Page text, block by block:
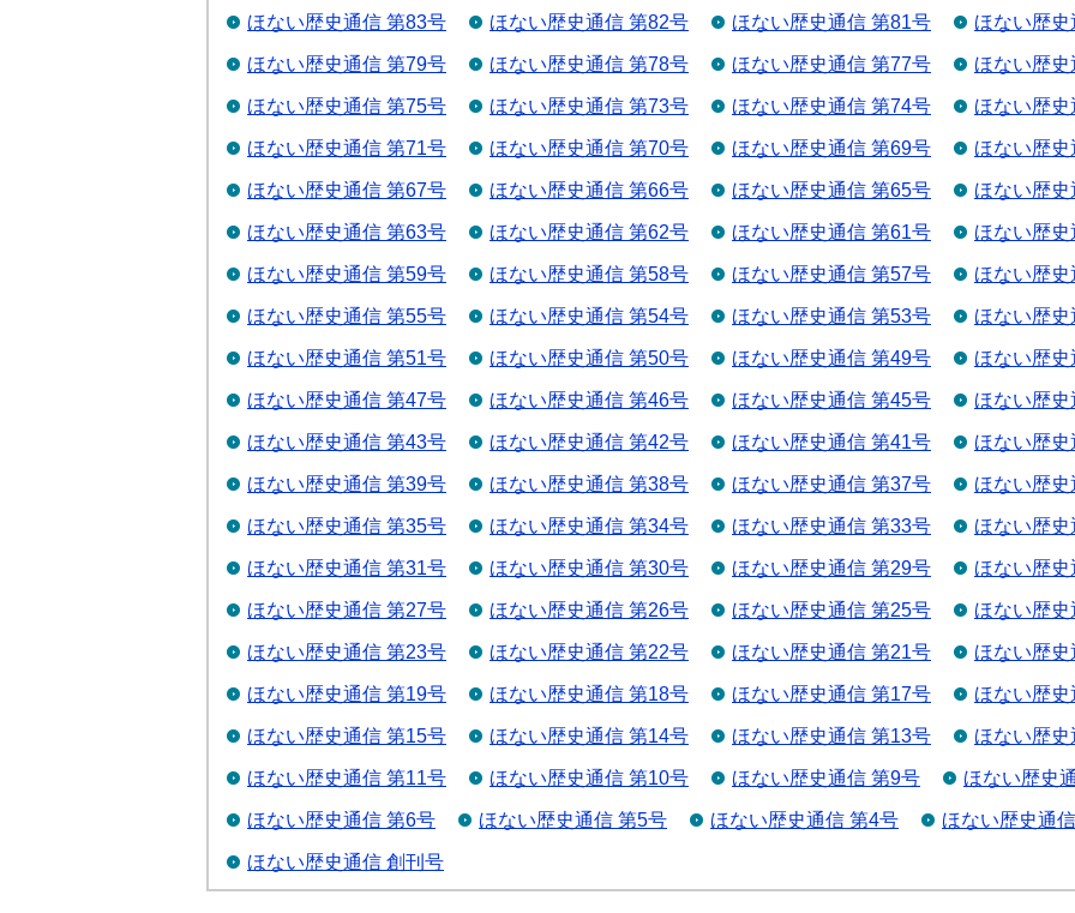
ほない歴史通信 第83号 ほない歴史通信 第82号 ほない歴史通信 第81号 ほない歴
ほない歴史通信 第79号 ほない歴史通信 第78号 ほない歴史通信 第77号 ほない歴
ほない歴史通信 第75号 ほない歴史通信 第73号 ほない歴史通信 第74号 ほない歴
ほない歴史通信 第71号 ほない歴史通信 第70号 ほない歴史通信 第69号 ほない歴
ほない歴史通信 第67号 ほない歴史通信 第66号 ほない歴史通信 第65号 ほない歴
ほない歴史通信 第63号 ほない歴史通信 第62号 ほない歴史通信 第61号 ほない歴
ほない歴史通信 第59号 ほない歴史通信 第58号 ほない歴史通信 第57号 ほない歴
ほない歴史通信 第55号 ほない歴史通信 第54号 ほない歴史通信 第53号 ほない歴
ほない歴史通信 第51号 ほない歴史通信 第50号 ほない歴史通信 第49号 ほない歴
ほない歴史通信 第47号 ほない歴史通信 第46号 ほない歴史通信 第45号 ほない歴
ほない歴史通信 第43号 ほない歴史通信 第42号 ほない歴史通信 第41号 ほない歴
ほない歴史通信 第39号 ほない歴史通信 第38号 ほない歴史通信 第37号 ほない歴
ほない歴史通信 第35号 ほない歴史通信 第34号 ほない歴史通信 第33号 ほない歴
ほない歴史通信 第31号 ほない歴史通信 第30号 ほない歴史通信 第29号 ほない歴
ほない歴史通信 第27号 ほない歴史通信 第26号 ほない歴史通信 第25号 ほない歴
ほない歴史通信 第23号 ほない歴史通信 第22号 ほない歴史通信 第21号 ほない歴
ほない歴史通信 第19号 ほない歴史通信 第18号 ほない歴史通信 第17号 ほない歴
ほない歴史通信 第15号 ほない歴史通信 第14号 ほない歴史通信 第13号 ほない歴
ほない歴史通信 第11号 ほない歴史通信 第10号 ほない歴史通信 第9号 ほない歴史
ほない歴史通信 第6号 ほない歴史通信 第5号 ほない歴史通信 第4号 ほない歴史通
ほない歴史通信 創刊号